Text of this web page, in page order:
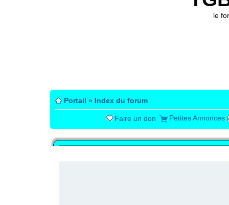
le
Portail » Index du forum
Faire un don Petites Annonces